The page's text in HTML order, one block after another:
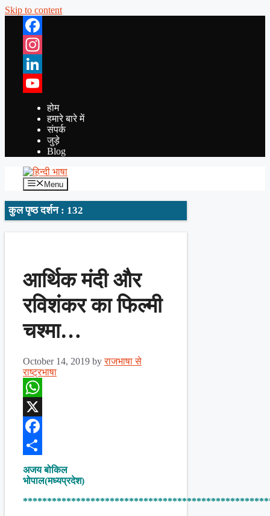
Skip to content
Facebook
Instagram
LinkedIn
YouTube
होम
हमारे बारे में
संपर्क
जुड़े
Blog
Menu
कुल पृष्ठ दर्शन : 132
आर्थिक मंदी और
रविशंकर का फिल्मी
चश्मा…
October 14, 2019 byराजभाषा से
राष्ट्रभाषा
WhatsApp
X
Facebook
Share
अजय बोकिल
भोपाल(मध्यप्रदेश)